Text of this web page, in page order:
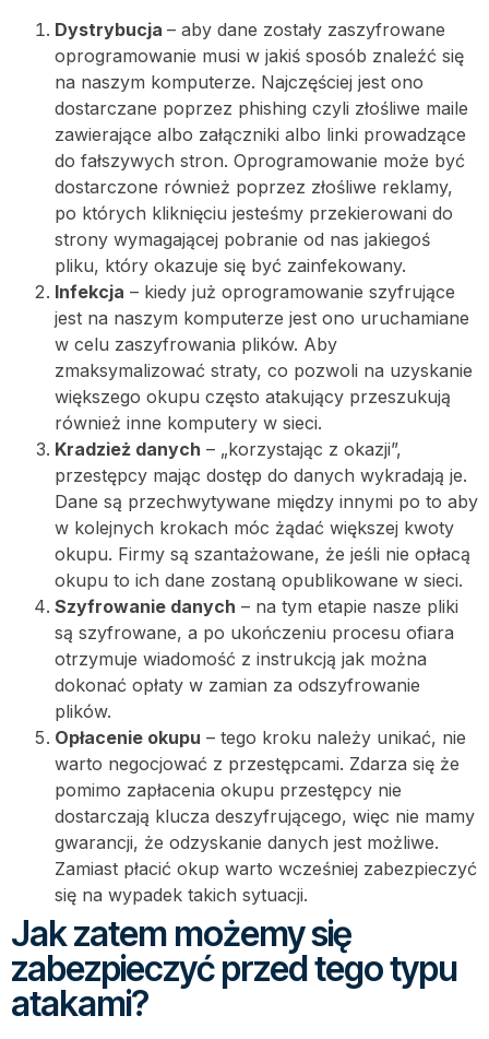
Dystrybucja – aby dane zostały zaszyfrowane
oprogramowanie musi w jakiś sposób znaleźć się
na naszym komputerze. Najczęściej jest ono
dostarczane poprzez phishing czyli złośliwe maile
zawierające albo załączniki albo linki prowadzące
do fałszywych stron. Oprogramowanie może być
dostarczone również poprzez złośliwe reklamy,
po których kliknięciu jesteśmy przekierowani do
strony wymagającej pobranie od nas jakiegoś
pliku, który okazuje się być zainfekowany.
Infekcja – kiedy już oprogramowanie szyfrujące
jest na naszym komputerze jest ono uruchamiane
w celu zaszyfrowania plików. Aby
zmaksymalizować straty, co pozwoli na uzyskanie
większego okupu często atakujący przeszukują
również inne komputery w sieci.
Kradzież danych – „korzystając z okazji”,
przestępcy mając dostęp do danych wykradają je.
Dane są przechwytywane między innymi po to aby
w kolejnych krokach móc żądać większej kwoty
okupu. Firmy są szantażowane, że jeśli nie opłacą
okupu to ich dane zostaną opublikowane w sieci.
Szyfrowanie danych – na tym etapie nasze pliki
są szyfrowane, a po ukończeniu procesu ofiara
otrzymuje wiadomość z instrukcją jak można
dokonać opłaty w zamian za odszyfrowanie
plików.
Opłacenie okupu – tego kroku należy unikać, nie
warto negocjować z przestępcami. Zdarza się że
pomimo zapłacenia okupu przestępcy nie
dostarczają klucza deszyfrującego, więc nie mamy
gwarancji, że odzyskanie danych jest możliwe.
Zamiast płacić okup warto wcześniej zabezpieczyć
się na wypadek takich sytuacji.
Jak zatem możemy się
zabezpieczyć przed tego typu
atakami?